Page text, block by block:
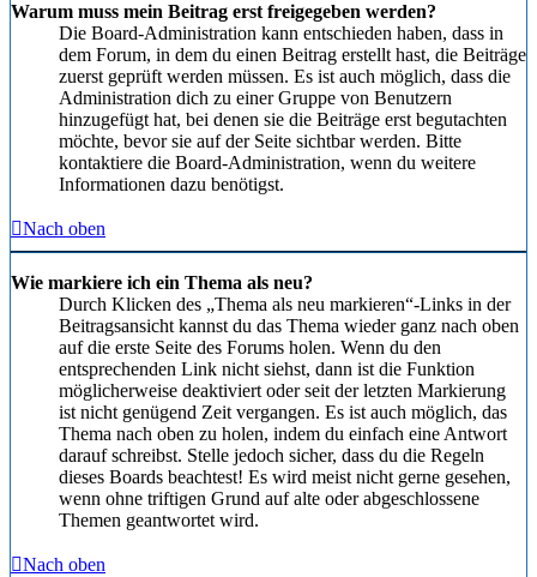
Warum muss mein Beitrag erst freigegeben werden?
Die Board-Administration kann entschieden haben, dass in
dem Forum, in dem du einen Beitrag erstellt hast, die Beiträge
zuerst geprüft werden müssen. Es ist auch möglich, dass die
Administration dich zu einer Gruppe von Benutzern
hinzugefügt hat, bei denen sie die Beiträge erst begutachten
möchte, bevor sie auf der Seite sichtbar werden. Bitte
kontaktiere die Board-Administration, wenn du weitere
Informationen dazu benötigst.
Nach oben
Wie markiere ich ein Thema als neu?
Durch Klicken des „Thema als neu markieren“-Links in der
Beitragsansicht kannst du das Thema wieder ganz nach oben
auf die erste Seite des Forums holen. Wenn du den
entsprechenden Link nicht siehst, dann ist die Funktion
möglicherweise deaktiviert oder seit der letzten Markierung
ist nicht genügend Zeit vergangen. Es ist auch möglich, das
Thema nach oben zu holen, indem du einfach eine Antwort
darauf schreibst. Stelle jedoch sicher, dass du die Regeln
dieses Boards beachtest! Es wird meist nicht gerne gesehen,
wenn ohne triftigen Grund auf alte oder abgeschlossene
Themen geantwortet wird.
Nach oben